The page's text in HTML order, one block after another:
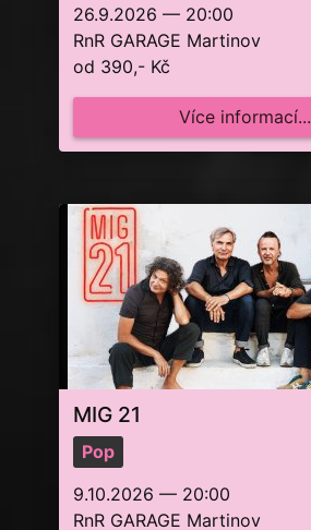
26.9.2026 — 20:00
RnR GARAGE Martinov
od 390,- Kč
Více informací...
MIG 21
Pop
9.10.2026 — 20:00
RnR GARAGE Martinov